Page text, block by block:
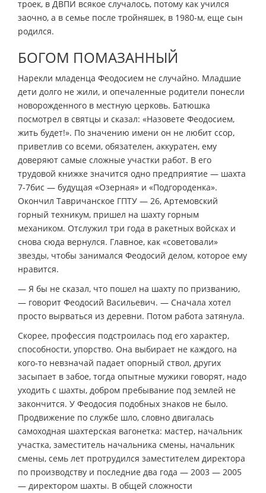
троек, в ДВПИ всякое случалось, потому как учился
заочно, а в семье после тройняшек, в 1980-м, еще сын
родился.
БОГОМ ПОМАЗАННЫЙ
Нарекли младенца Феодосием не случайно. Младшие
дети долго не жили, и опечаленные родители понесли
новорожденного в местную церковь. Батюшка
посмотрел в святцы и сказал: «Назовете Феодосием,
жить будет!». По значению имени он не любит ссор,
приветлив со всеми, обязателен, аккуратен, ему
доверяют самые сложные участки работ. В его
трудовой книжке значится одно предприятие — шахта
7-7бис — будущая «Озерная» и «Подгороденка».
Окончил Тавричанское ГПТУ — 26, Артемовский
горный техникум, пришел на шахту горным
механиком. Отслужил три года в ракетных войсках и
снова сюда вернулся. Главное, как «советовали»
звезды, чтобы занимался Феодосий делом, которое ему
нравится.
— Я бы не сказал, что пошел на шахту по призванию,
— говорит Феодосий Васильевич. — Сначала хотел
просто вырваться из деревни. Потом работа затянула.
Скорее, профессия подстроилась под его характер,
способности, упорство. Она выбирает не каждого, на
кого-то невзначай падает опорный ствол, других
засыпает в забое, тогда опытные мужики говорят, надо
уходить с шахты, добром пребывание под землей не
закончится. У Феодосия подобных знаков не было.
Продвижение по службе шло, словно двигалась
самоходная шахтерская вагонетка: мастер, начальник
участка, заместитель начальника смены, начальник
смены, семь лет протрудился заместителем директора
по производству и последние два года — 2003 — 2005
— директором шахты. В общей сложности